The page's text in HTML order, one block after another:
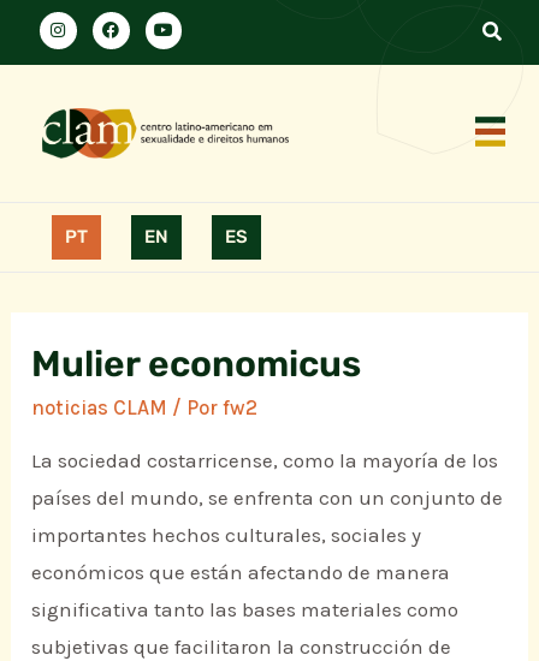
PT EN ES
Mulier economicus
noticias CLAM / Porfw2
La sociedad costarricense, como la mayoría de los
países del mundo, se enfrenta con un conjunto de
importantes hechos culturales, sociales y
económicos que están afectando de manera
significativa tanto las bases materiales como
subjetivas que facilitaron la construcción de